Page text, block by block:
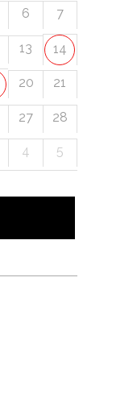
6 7
13 14
20 21
27 28
4 5